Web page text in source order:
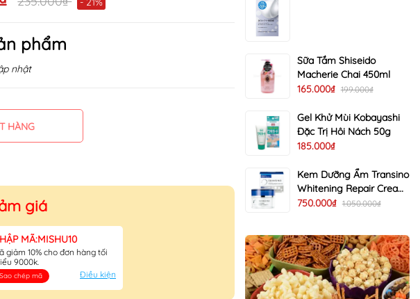
phẩm
nhật
HÀNG
giá
MÃ:MISHU10
giảm 10% cho đơn hàng tối
9000k.
Sao chép mã Điều kiện
Sữa Tắm Shiseido
Macherie Chai 450ml
165.000₫ 199.000₫
Gel Khử Mùi Kobayashi
Đặc Trị Hôi Nách 50g
185.000₫
Kem Dưỡng Ẩm Transino
Whitening Repair Cream
EX Trị Nám Trắng Da 35g
750.000₫ 1.050.000₫